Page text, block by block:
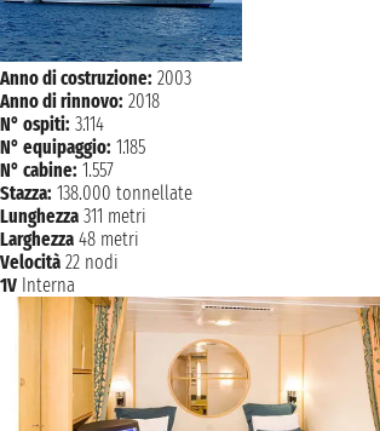
Anno di costruzione: 2003
Anno di rinnovo: 2018
N° ospiti: 3.114
N° equipaggio: 1.185
N° cabine: 1.557
Stazza: 138.000 tonnellate
Lunghezza 311 metri
Larghezza 48 metri
Velocità 22 nodi
1V Interna